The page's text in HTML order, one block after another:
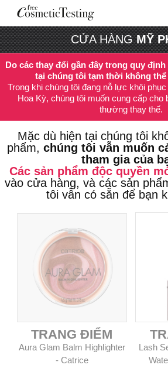
CỬA HÀNGMỸ
Do các thay đổi gần đây trong quy
tại chúng tôi tạm thời không
Trong khi chúng tôi đang nỗ lực khôi
Hoa Kỳ, chúng tôi muốn cung cấp cho
thường thay thế.
Mặc dù hiện tại chúng tôi
phẩm, chúng tôi vẫn muốn
tham gia của
Các sản phẩm độc quyền
vào cửa hàng, và các sản
tôi vẫn có sẵn để bạn
TRANG ĐIỂM
Aura Glam Balm Highlighter
- Catrice
Lash